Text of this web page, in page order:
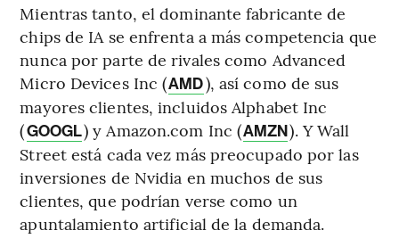
Mientras tanto, el dominante fabricante de
chips de IA se enfrenta a más competencia que
nunca por parte de rivales como Advanced
Micro Devices Inc (AMD), así como de sus
mayores clientes, incluidos Alphabet Inc
(GOOGL) y Amazon.com Inc (AMZN). Y Wall
Street está cada vez más preocupado por las
inversiones de Nvidia en muchos de sus
clientes, que podrían verse como un
apuntalamiento artificial de la demanda.